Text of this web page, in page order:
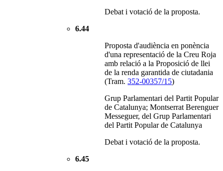
Debat i votació de la proposta.
6.44
Proposta d'audiència en ponència
d'una representació de la Creu Roja
amb relació a la Proposició de llei
de la renda garantida de ciutadania
(Tram.352-00357/15)
Grup Parlamentari del Partit Popular
de Catalunya; Montserrat Berenguer
Messeguer, del Grup Parlamentari
del Partit Popular de Catalunya
Debat i votació de la proposta.
6.45